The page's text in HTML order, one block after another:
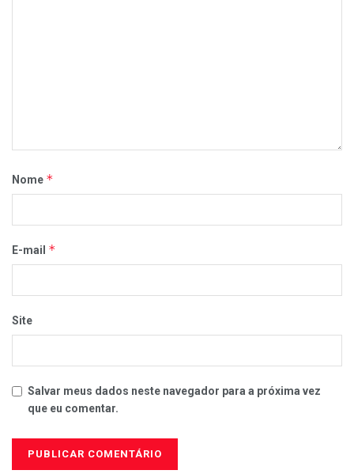
Nome *
E-mail *
Site
Salvar meus dados neste navegador para a próxima vez
que eu comentar.